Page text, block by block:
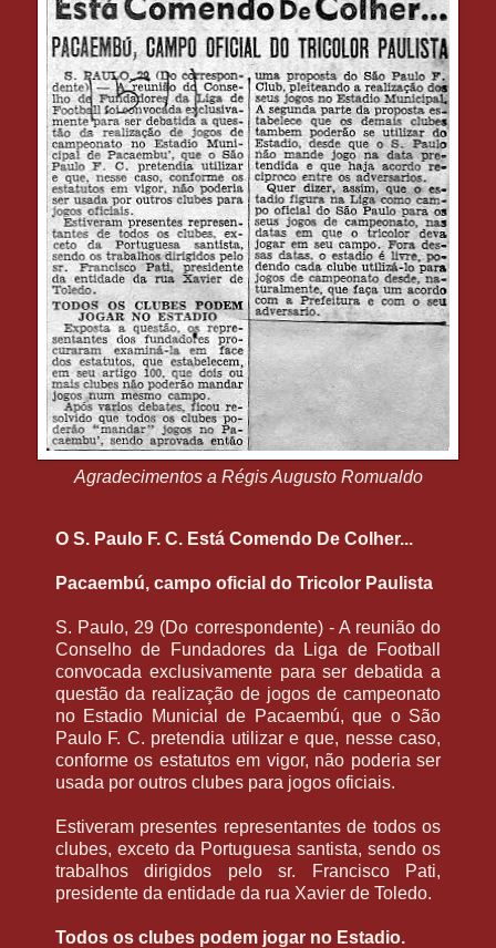
Agradecimentos a Régis Augusto Romualdo
O S. Paulo F. C. Está Comendo De Colher...
Pacaembú, campo oficial do Tricolor Paulista
S. Paulo, 29 (Do correspondente) - A reunião do
Conselho de Fundadores da Liga de Football
convocada exclusivamente para ser debatida a
questão da realização de jogos de campeonato
no Estadio Municial de Pacaembú, que o São
Paulo F. C. pretendia utilizar e que, nesse caso,
conforme os estatutos em vigor, não poderia ser
usada por outros clubes para jogos oficiais.
Estiveram presentes representantes de todos os
clubes, exceto da Portuguesa santista, sendo os
trabalhos dirigidos pelo sr. Francisco Pati,
presidente da entidade da rua Xavier de Toledo.
Todos os clubes podem jogar no Estadio.